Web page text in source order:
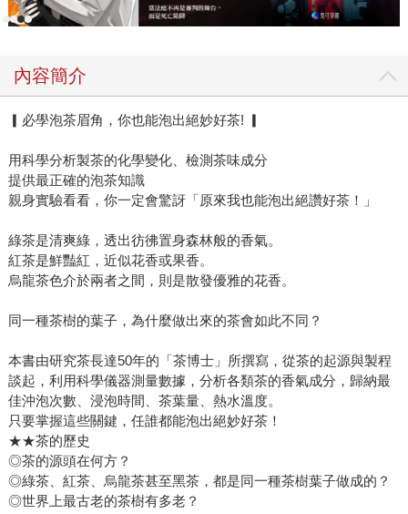
內容簡介
▎必學泡茶眉角，你也能泡出絕妙好茶! ▎
用科學分析製茶的化學變化、檢測茶味成分
提供最正確的泡茶知識
親身實驗看看，你一定會驚訝「原來我也能泡出絕讚好茶！」
綠茶是清爽綠，透出彷彿置身森林般的香氣。
紅茶是鮮豔紅，近似花香或果香。
烏龍茶色介於兩者之間，則是散發優雅的花香。
同一種茶樹的葉子，為什麼做出來的茶會如此不同？
本書由研究茶長達50年的「茶博士」所撰寫，從茶的起源與製程
談起，利用科學儀器測量數據，分析各類茶的香氣成分，歸納最
佳沖泡次數、浸泡時間、茶葉量、熱水溫度。
只要掌握這些關鍵，任誰都能泡出絕妙好茶！
★★茶的歷史
◎茶的源頭在何方？
◎綠茶、紅茶、烏龍茶甚至黑茶，都是同一種茶樹葉子做成的？
◎世界上最古老的茶樹有多老？